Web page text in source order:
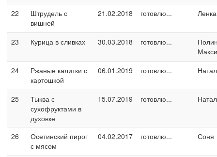
22
Штрудель с
вишней
21.02.2018 готовлю...
23 Курица в сливках 30.03.2018 готовлю...
24
Ржаные калитки с
картошкой
06.01.2019 готовлю...
25
Тыква с
сухофруктами в
духовке
15.07.2019 готовлю...
26
Осетинский пирог
с мясом
04.02.2017 готовлю... Соня